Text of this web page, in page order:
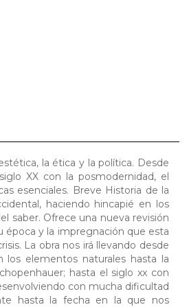
la ética y la política. Desde
XX con la posmodernidad, el
esenciales. Breve Historia de la
haciendo hincapié en los
saber. Ofrece una nueva revisión
época y la impregnación que esta
La obra nos irá llevando desde
elementos naturales hasta la
hasta el siglo xx con
con mucha dificultad
hasta la fecha en la que nos